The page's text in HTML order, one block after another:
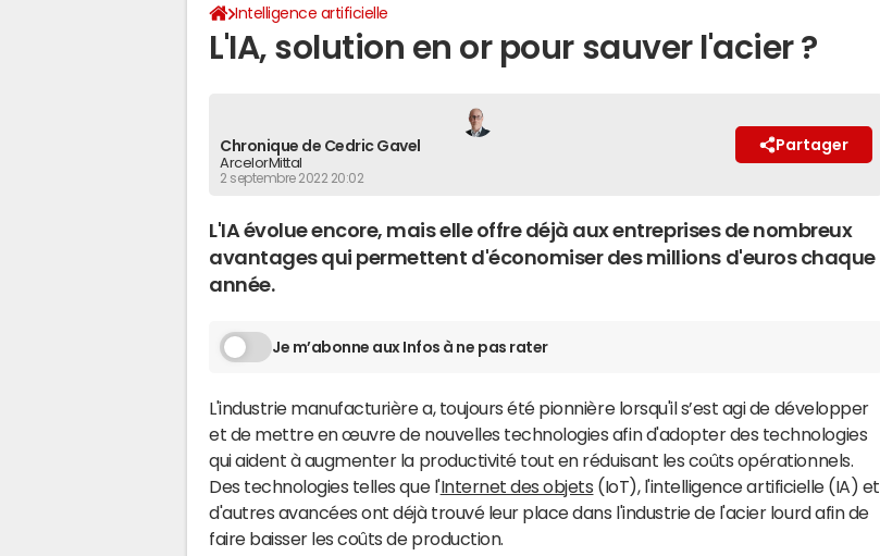
Intelligence artificielle
L'IA, solution en or pour sauver l'acier ?
Chronique de Cedric Gavel
ArcelorMittal
2 septembre 2022 20:02
Partager
L'IA évolue encore, mais elle offre déjà aux entreprises de nombreux
avantages qui permettent d'économiser des millions d'euros chaque
année.
Je m’abonne aux Infos à ne pas rater
L'industrie manufacturière a, toujours été pionnière lorsqu'il s’est agi de développer
et de mettre en œuvre de nouvelles technologies afin d'adopter des technologies
qui aident à augmenter la productivité tout en réduisant les coûts opérationnels.
Des technologies telles que l'Internet des objets (IoT), l'intelligence artificielle (IA) et
d'autres avancées ont déjà trouvé leur place dans l'industrie de l'acier lourd afin de
faire baisser les coûts de production.